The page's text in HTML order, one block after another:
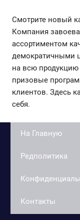
Смотрите новый
Компания
ассортиментом
демократичными
на всю продукцию
призовые
клиентов. Здесь
себя.
На Главную
Редполитика
Контакты